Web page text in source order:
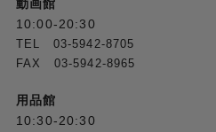
内蔵
主な記録フォーマット
バッテリー
動画館
10:00-20:30
TEL 03-5942-8705
FAX 03-5942-8965
用品館
10:30-20:30